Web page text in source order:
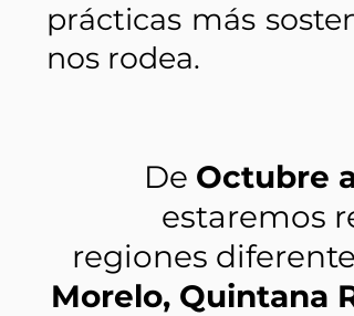
prácticas más
nos rodea.
De Octubre
estaremos
regiones
Morelo, Quintana